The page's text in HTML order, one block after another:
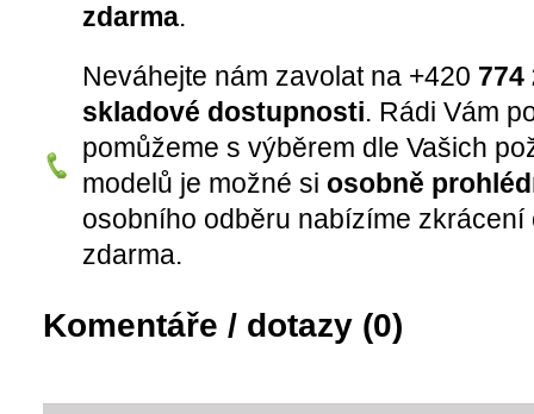
zdarma.
Neváhejte nám zavolat na +420 774
skladové dostupnosti. Rádi Vám
pomůžeme s výběrem dle Vašich
modelů je možné si osobně
osobního odběru nabízíme zkrácení
zdarma.
Komentáře / dotazy (0)